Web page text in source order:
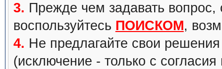
3. Прежде чем задавать вопрос,
воспользуйтесь ПОИСКОМ,
4. Не предлагайте свои
(исключение - только с